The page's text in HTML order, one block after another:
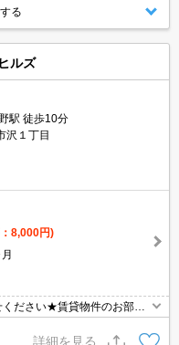
る
ルズ
駅 徒歩10分
沢１丁目
8,000円)
ださい★賃貸物件のお部屋
詳細を見る